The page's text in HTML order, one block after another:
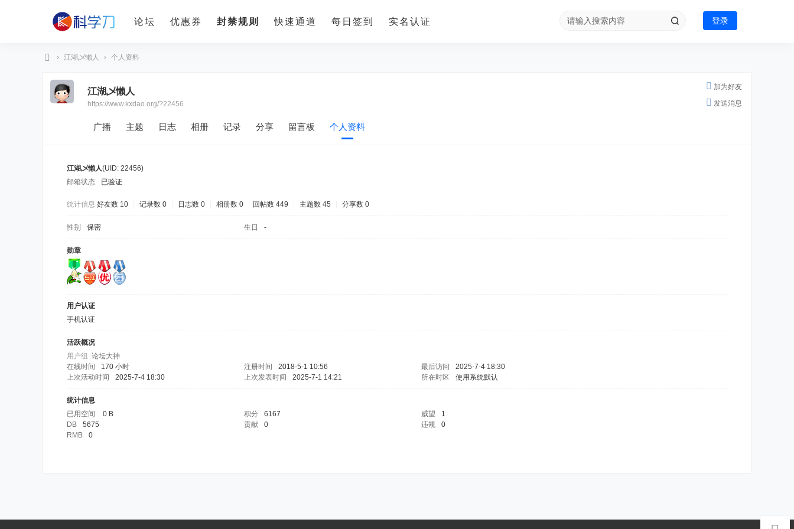
论坛 优惠券 封禁规则 快速通道 每日签到 实名认证 登录
› 江湖乄懶人 › 个人资料
加为好友
发送消息
江湖乄懶人
https://www.kxdao.org/?22456
广播 主题 日志 相册 记录 分享 留言板 个人资料
江湖乄懶人(UID: 22456)
邮箱状态
已验证
统计信息 好友数 10 记录数 0 日志数 0 相册数 0 回帖数 449 主题数 45 分享数 0
性别 保密 生日 -
勋章
用户认证
手机认证
活跃概况
用户组 论坛大神
在线时间
170 小时 注册时间 2018-5-1 10:56 最后访问
2025-7-4 18:30
上次活动时间
2025-7-4 18:30 上次发表时间 2025-7-1 14:21 所在时区 使用系统默认
统计信息
已用空间
0 B 积分 6167 威望
1
DB
5675 贡献 0 违规
0
RMB
0